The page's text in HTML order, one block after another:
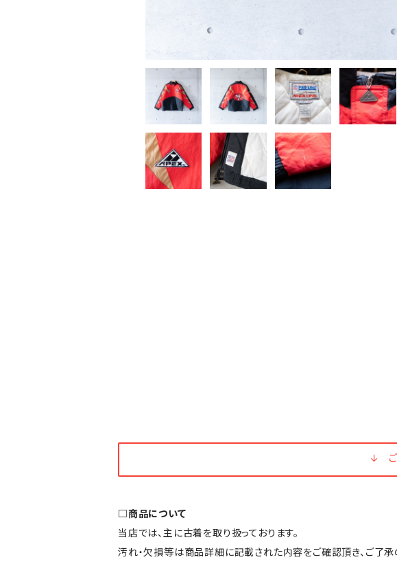
↓ ご
□商品について
当店では、主に古着を取り扱っております。
汚れ・欠損等は商品詳細に記載された内容をご確認頂き、ご了承